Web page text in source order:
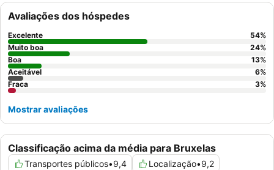
complementando um pequeno-almoço que é frequentemente
destacado pela sua qualidade e variedade. Para uma
experiência mais espaçosa, considere reservar um dos
quartos
duplex.
Classificação acima da média para Bruxelas
Transportes públicos•9,4 Localização•9,2
Avaliações dos hóspedes
Excelente 54%
Muito boa
24%
Boa
13%
Aceitável
6%
Fraca
3%
Mostrar avaliações